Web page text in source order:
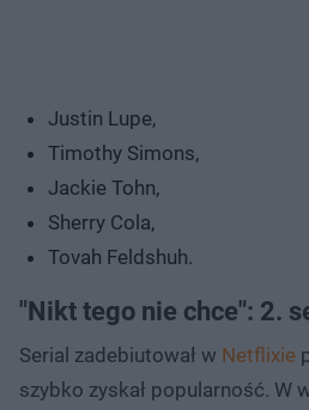
Justin Lupe,
Timothy Simons,
Jackie Tohn,
Sherry Cola,
Tovah Feldshuh.
"Nikt tego nie chce": 2.
Serial zadebiutował w Netflixie
szybko zyskał popularność. W